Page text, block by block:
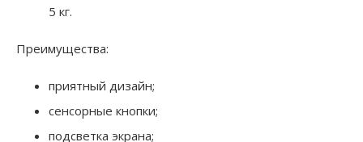
5 кг.
Преимущества:
приятный дизайн;
сенсорные кнопки;
подсветка экрана;